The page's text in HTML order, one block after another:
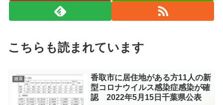
こちらも読まれています
健康
香取市に居住地がある方11人の新
型コロナウイルス感染症感染が確
認 2022年5月15日千葉県公表